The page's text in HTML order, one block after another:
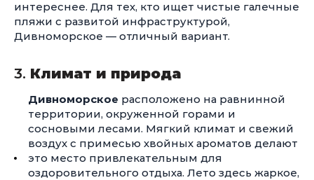
интереснее. Для тех, кто ищет чистые галечные
пляжи с развитой инфраструктурой,
Дивноморское — отличный вариант.
3. Климат и природа
Дивноморское расположено на равнинной
территории, окруженной горами и
сосновыми лесами. Мягкий климат и свежий
воздух с примесью хвойных ароматов делают
это место привлекательным для
оздоровительного отдыха. Лето здесь жаркое,